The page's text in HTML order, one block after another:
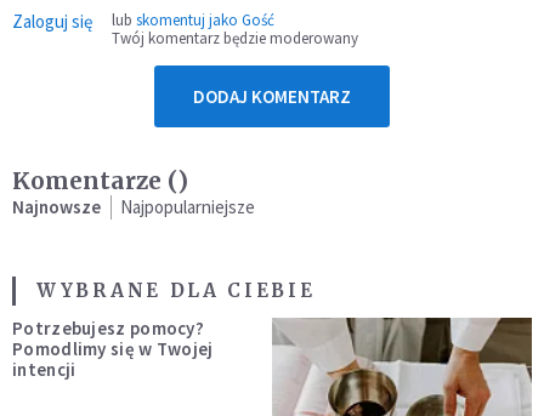
Zaloguj się lub skomentuj jako Gość
Twój komentarz będzie moderowany
DODAJ KOMENTARZ
Komentarze ()
Najnowsze Najpopularniejsze
WYBRANE DLA CIEBIE
Potrzebujesz pomocy?
Pomodlimy się w Twojej
intencji